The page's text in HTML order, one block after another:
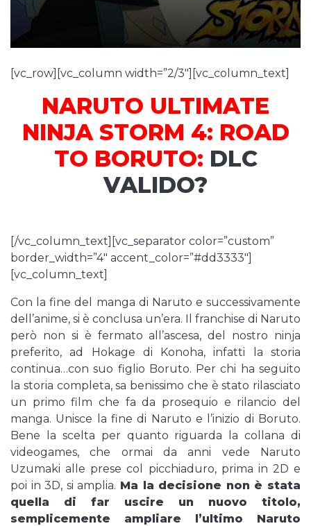
[vc_row][vc_column width=”2/3″][vc_column_text]
NARUTO ULTIMATE
NINJA STORM 4: ROAD
TO BORUTO: DLC
VALIDO?
[/vc_column_text][vc_separator color=”custom”
border_width=”4″ accent_color=”#dd3333″]
[vc_column_text]
Con la fine del manga di Naruto e successivamente
dell’anime, si è conclusa un’era. Il franchise di Naruto
però non si è fermato all’ascesa, del nostro ninja
preferito, ad Hokage di Konoha, infatti la storia
continua…con suo figlio Boruto. Per chi ha seguito
la storia completa, sa benissimo che è stato rilasciato
un primo film che fa da prosequio e rilancio del
manga. Unisce la fine di Naruto e l’inizio di Boruto.
Bene la scelta per quanto riguarda la collana di
videogames, che ormai da anni vede Naruto
Uzumaki alle prese col picchiaduro, prima in 2D e
poi in 3D, si amplia. Ma la decisione non è stata
quella di far uscire un nuovo titolo,
semplicemente ampliare l’ultimo Naruto